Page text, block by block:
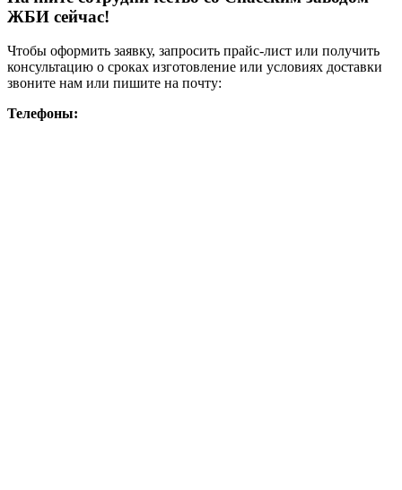
ЖБИ сейчас!
Чтобы оформить заявку, запросить прайс-лист или получить
консультацию о сроках изготовление или условиях доставки
звоните нам или пишите на почту:
Телефоны: